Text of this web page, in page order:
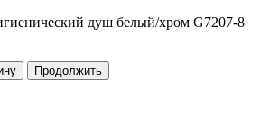
душ белый/хром G7207-8
Продолжить